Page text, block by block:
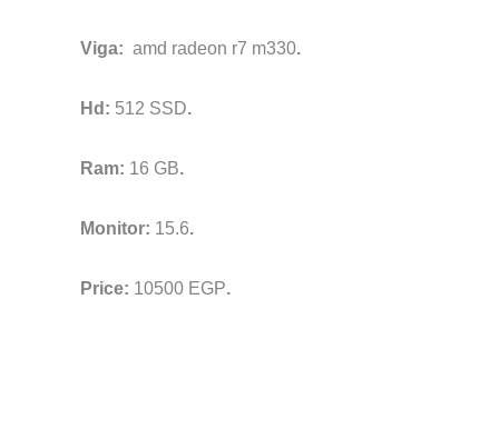
.Viga:
amd radeon r7 m330
.Hd:
512 SSD
.Ram:
16 GB
.Monitor:
15.6
.Price:
10500 EGP